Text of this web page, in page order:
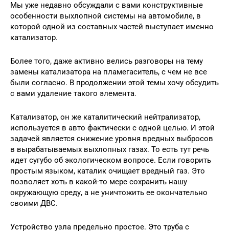
Мы уже недавно обсуждали с вами конструктивные
особенности выхлопной системы на автомобиле, в
которой одной из составных частей выступает именно
катализатор.
Более того, даже активно велись разговоры на тему
замены катализатора на пламегаситель, с чем не все
были согласно. В продолжении этой темы хочу обсудить
с вами удаление такого элемента.
Катализатор, он же каталитический нейтрализатор,
используется в авто фактически с одной целью. И этой
задачей является снижение уровня вредных выбросов
в вырабатываемых выхлопных газах. То есть тут речь
идет сугубо об экологическом вопросе. Если говорить
простым языком, каталик очищает вредный газ. Это
позволяет хоть в какой-то мере сохранить нашу
окружающую среду, а не уничтожить ее окончательно
своими ДВС.
Устройство узла предельно простое. Это труба с